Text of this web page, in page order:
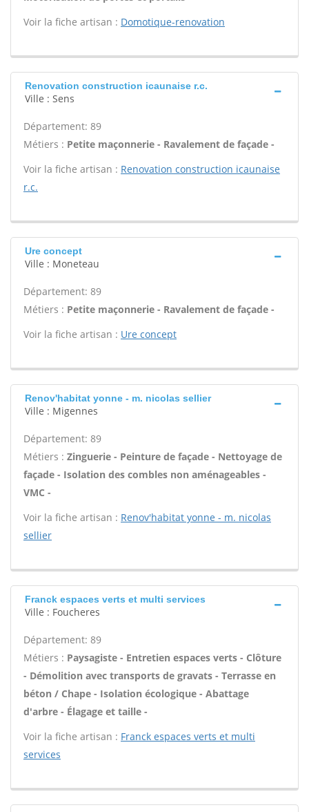
Voir la fiche artisan : Domotique-renovation
Renovation construction icaunaise r.c.
Ville : Sens
Département: 89
Métiers : Petite maçonnerie - Ravalement de façade -
Voir la fiche artisan : Renovation construction icaunaise
r.c.
Ure concept
Ville : Moneteau
Département: 89
Métiers : Petite maçonnerie - Ravalement de façade -
Voir la fiche artisan : Ure concept
Renov'habitat yonne - m. nicolas sellier
Ville : Migennes
Département: 89
Métiers : Zinguerie - Peinture de façade - Nettoyage de
façade - Isolation des combles non aménageables -
VMC -
Voir la fiche artisan : Renov'habitat yonne - m. nicolas
sellier
Franck espaces verts et multi services
Ville : Foucheres
Département: 89
Métiers : Paysagiste - Entretien espaces verts - Clôture
- Démolition avec transports de gravats - Terrasse en
béton / Chape - Isolation écologique - Abattage
d'arbre - Élagage et taille -
Voir la fiche artisan : Franck espaces verts et multi
services